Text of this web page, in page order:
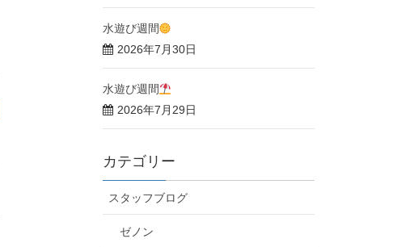
水遊び週間
2026年7月30日
水遊び週間
2026年7月29日
カテゴリー
スタッフブログ
ゼノン